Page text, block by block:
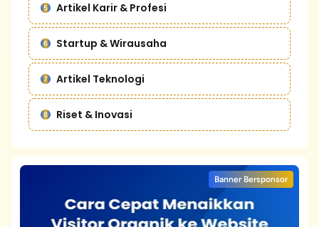
Artikel Karir & Profesi
Startup & Wirausaha
Artikel Teknologi
Riset & Inovasi
Banner Bersponsor